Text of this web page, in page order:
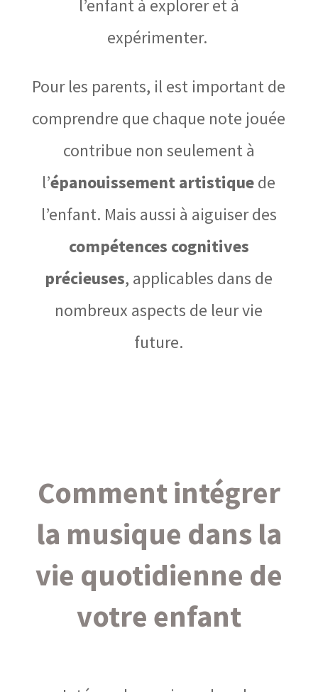
l’enfant à explorer et à
expérimenter.
Pour les parents, il est important de
comprendre que chaque note jouée
contribue non seulement à
l’épanouissement artistiquede
l’enfant. Mais aussi à aiguiser des
compétences cognitives
précieuses, applicables dans de
nombreux aspects de leur vie
future.
Comment intégrer
la musique dans la
vie quotidienne de
votre enfant